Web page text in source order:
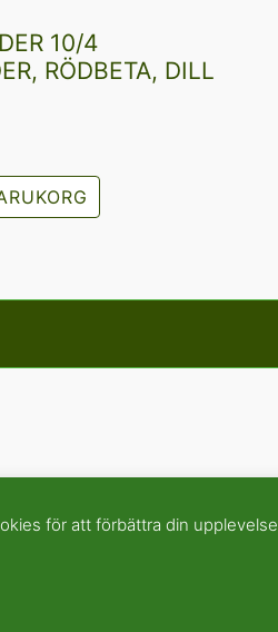
10/4
RÖDBETA, DILL
för att förbättra din